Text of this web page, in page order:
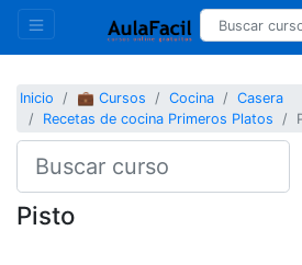
Inicio 💼 Cursos Cocina
Casera
Recetas de cocina Primeros Platos
Pisto